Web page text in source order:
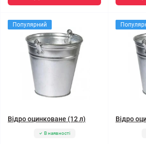
Популярний
Відро оцинковане (12 л)
В наявності
Відро